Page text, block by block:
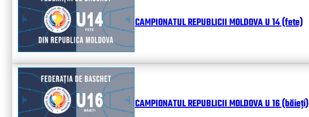
CAMPIONATUL REPUBLICII MOLDOVA U 14 (fete)
CAMPIONATUL REPUBLICII MOLDOVA U 16 (băieți)